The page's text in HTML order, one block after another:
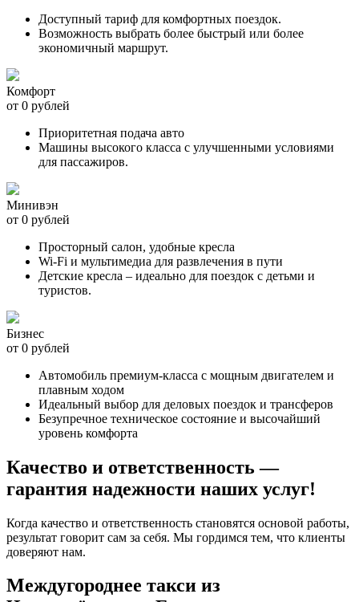
Доступный тариф для комфортных поездок.
Возможность выбрать более быстрый или более
экономичный маршрут.
Комфорт
от 0 рублей
Приоритетная подача авто
Машины высокого класса с улучшенными условиями
для пассажиров.
Минивэн
от 0 рублей
Просторный салон, удобные кресла
Wi-Fi и мультимедиа для развлечения в пути
Детские кресла – идеально для поездок с детьми и
туристов.
Бизнес
от 0 рублей
Автомобиль премиум-класса с мощным двигателем и
плавным ходом
Идеальный выбор для деловых поездок и трансферов
Безупречное техническое состояние и высочайший
уровень комфорта
Качество и ответственность —
гарантия надежности наших услуг!
Когда качество и ответственность становятся основой работы,
результат говорит сам за себя. Мы гордимся тем, что клиенты
доверяют нам.
Междугороднее такси из